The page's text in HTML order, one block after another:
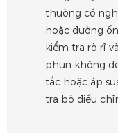
thường có
hoặc đường
kiểm tra rò rỉ
phun không
tắc hoặc áp
tra bộ điều